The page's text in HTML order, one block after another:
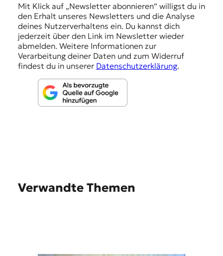
Mit Klick auf „Newsletter abonnieren“ willigst du in
den Erhalt unseres Newsletters und die Analyse
deines Nutzerverhaltens ein. Du kannst dich
jederzeit über den Link im Newsletter wieder
abmelden. Weitere Informationen zur
Verarbeitung deiner Daten und zum Widerruf
findest du in unserer Datenschutzerklärung.
Verwandte Themen